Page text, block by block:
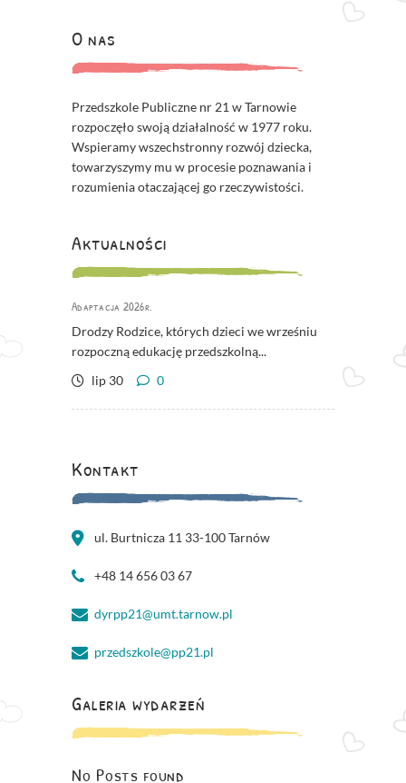
O nas
Przedszkole Publiczne nr 21 w Tarnowie
rozpoczęło swoją działalność w 1977 roku.
Wspieramy wszechstronny rozwój dziecka,
towarzyszymy mu w procesie poznawania i
rozumienia otaczającej go rzeczywistości.
Aktualności
Adaptacja 2026r.
Drodzy Rodzice, których dzieci we wrześniu
rozpoczną edukację przedszkolną...
lip 30
0
Kontakt
ul. Burtnicza 11 33-100 Tarnów
+48 14 656 03 67
dyrpp21@umt.tarnow.pl
przedszkole@pp21.pl
Galeria wydarzeń
No Posts found